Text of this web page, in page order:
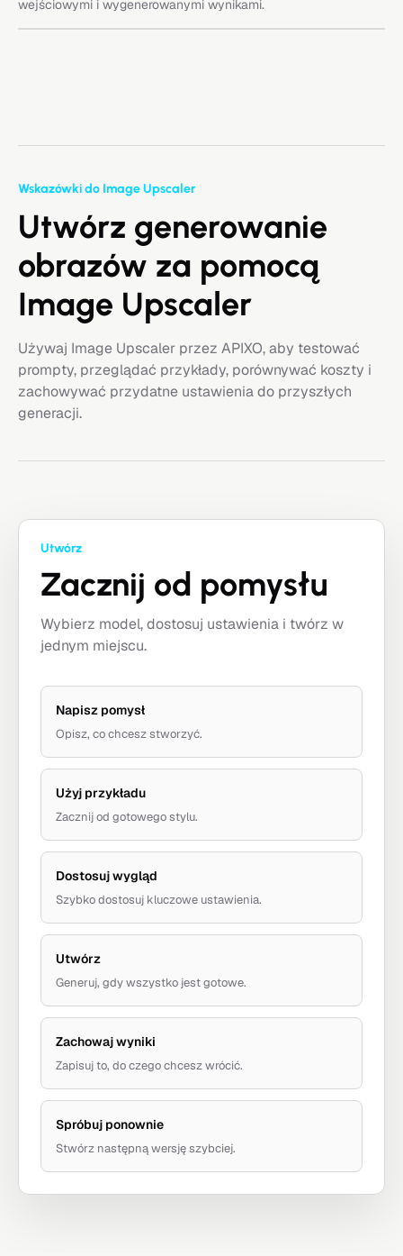
wejściowymi i wygenerowanymi wynikami.
Wskazówki do Image Upscaler
Utwórz generowanie
obrazów za pomocą
Image Upscaler
Używaj Image Upscaler przez APIXO, aby testować
prompty, przeglądać przykłady, porównywać koszty i
zachowywać przydatne ustawienia do przyszłych
generacji.
Utwórz
Zacznij od pomysłu
Wybierz model, dostosuj ustawienia i twórz w
jednym miejscu.
Napisz pomysł
Opisz, co chcesz stworzyć.
Użyj przykładu
Zacznij od gotowego stylu.
Dostosuj wygląd
Szybko dostosuj kluczowe ustawienia.
Utwórz
Generuj, gdy wszystko jest gotowe.
Zachowaj wyniki
Zapisuj to, do czego chcesz wrócić.
Spróbuj ponownie
Stwórz następną wersję szybciej.